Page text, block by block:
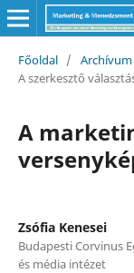
Főoldal / Archívum
A szerkesztő
A
Zsófia Kenesei
Budapesti Corvinus
és média intézet